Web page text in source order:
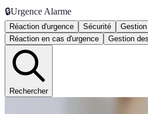
🔒Urgence Alarme
Réaction d'urgence Sécurité
Réaction en cas d'urgence
Gestion
Rechercher